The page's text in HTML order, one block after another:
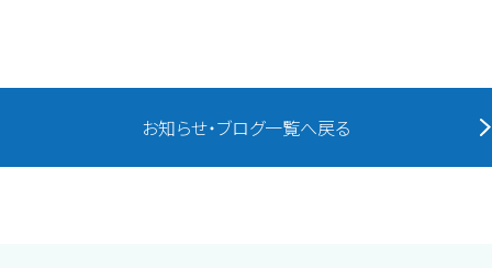
お知らせ・ブログ一覧へ戻る